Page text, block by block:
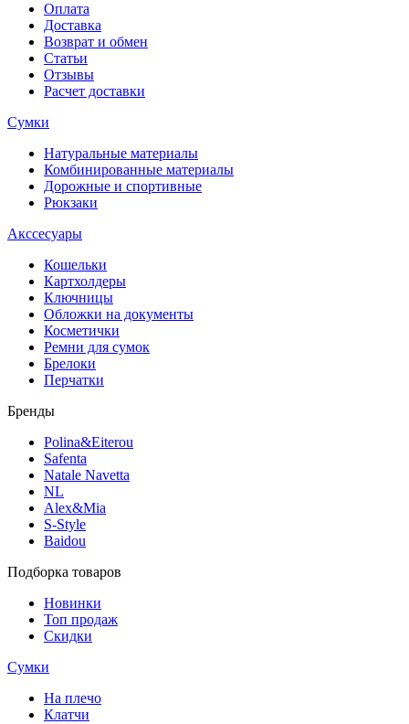
Оплата
Доставка
Возврат и обмен
Статьи
Отзывы
Расчет доставки
Сумки
Натуральные материалы
Комбинированные материалы
Дорожные и спортивные
Рюкзаки
Акссесуары
Кошельки
Картхолдеры
Ключницы
Обложки на документы
Косметички
Ремни для сумок
Брелоки
Перчатки
Бренды
Polina&Eiterou
Safenta
Natale Navetta
NL
Alex&Mia
S-Style
Baidou
Подборка товаров
Новинки
Топ продаж
Скидки
Сумки
На плечо
Клатчи